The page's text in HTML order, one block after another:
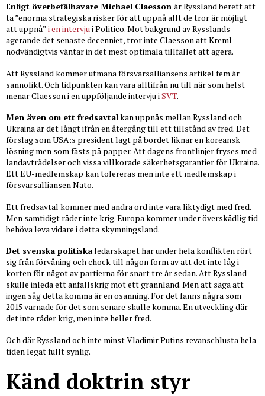
Enligt överbefälhavare Michael Claesson är Ryssland berett att
ta ”enorma strategiska risker för att uppnå allt de tror är möjligt
att uppnå”i en intervjui Politico. Mot bakgrund av Rysslands
agerande det senaste decenniet, tror inte Claesson att Kreml
nödvändigtvis väntar in det mest optimala tillfället att agera.
Att Ryssland kommer utmana försvarsalliansens artikel fem är
sannolikt. Och tidpunkten kan vara alltifrån nu till när som helst
menar Claesson i en uppföljande intervju i SVT.
Men även om ett fredsavtalkan uppnås mellan Ryssland och
Ukraina är det långt ifrån en återgång till ett tillstånd av fred. Det
förslag som USA:s president lagt på bordet liknar en koreansk
lösning men som fästs på papper. Att dagens frontlinjer fryses med
landavträdelser och vissa villkorade säkerhetsgarantier för Ukraina.
Ett EU-medlemskap kan tolereras men inte ett medlemskap i
försvarsalliansen Nato.
Ett fredsavtal kommer med andra ord inte vara liktydigt med fred.
Men samtidigt råder inte krig. Europa kommer under överskådlig tid
behöva leva vidare i detta skymningsland.
Det svenska politiskaledarskapet har under hela konflikten rört
sig från förvåning och chock till någon form av att det inte låg i
korten för något av partierna för snart tre år sedan. Att Ryssland
skulle inleda ett anfallskrig mot ett grannland. Men att säga att
ingen såg detta komma är en osanning. För det fanns några som
2015 varnade för det som senare skulle komma. En utveckling där
det inte råder krig, men inte heller fred.
Och där Ryssland och inte minst Vladimir Putins revanschlusta hela
tiden legat fullt synlig.
Känd doktrin styr